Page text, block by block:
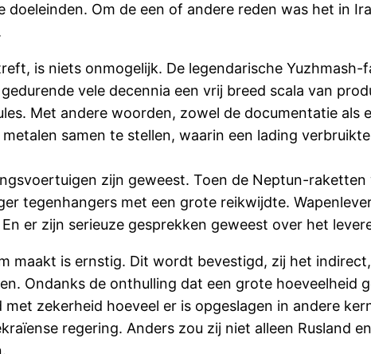
Om de een of andere reden was het in
is niets onmogelijk. De legendarische
vele decennia een vrij breed scala van
Met andere woorden, zowel de documentatie als
samen te stellen, waarin een lading
zijn geweest. Toen de Neptun-
tegenhangers met een grote reikwijdte.
er zijn serieuze gesprekken geweest over het
maakt is ernstig. Dit wordt bevestigd, zij het
Ondanks de onthulling dat een grote hoeveelheid
zekerheid hoeveel er is opgeslagen in andere
regering. Anders zou zij niet alleen Rusland